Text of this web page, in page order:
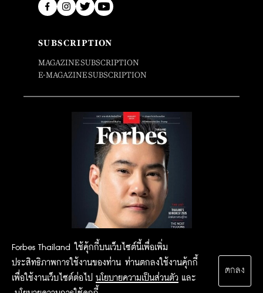
Forbes Thailand ใช้คุ้กกี้บนเว็บไซต์นี้เพื่อเพิ่ม
ประสิทธิภาพการใช้งานของท่าน ท่านตกลงใช้งานคุ้กกี้
เพื่อใช้งานเว็บไซต์ต่อไป นโยบายความเป็นส่วนตัว และ
ตกลง
SUBSCRIPTION
MAGAZINE SUBSCRIPTION
E-MAGAZINE SUBSCRIPTION